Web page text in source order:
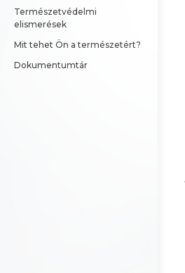
Természetvédelmi
elismerések
Mit tehet Ön a természetért?
Dokumentumtár